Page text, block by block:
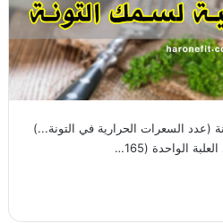
(عدد السعرات الحرارية في التونة...)